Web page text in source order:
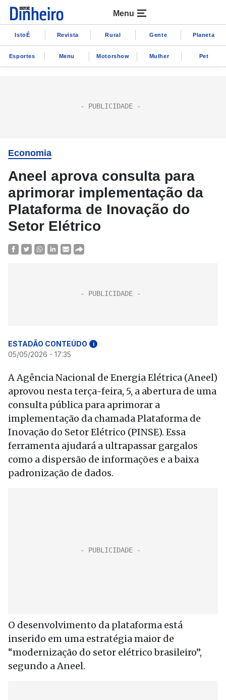
Menu
IstoÉ Revista Rural Gente Planeta
Esportes Menu Motorshow Mulher Pet
Economia
Aneel aprova consulta para
aprimorar implementação da
Plataforma de Inovação do
Setor Elétrico
ESTADÃO CONTEÚDO i
05/05/2026 - 17:35
A Agência Nacional de Energia Elétrica (Aneel)
aprovou nesta terça-feira, 5, a abertura de uma
consulta pública para aprimorar a
implementação da chamada Plataforma de
Inovação do Setor Elétrico (PINSE). Essa
ferramenta ajudará a ultrapassar gargalos
como a dispersão de informações e a baixa
padronização de dados.
O desenvolvimento da plataforma está
inserido em uma estratégia maior de
“modernização do setor elétrico brasileiro”,
segundo a Aneel.